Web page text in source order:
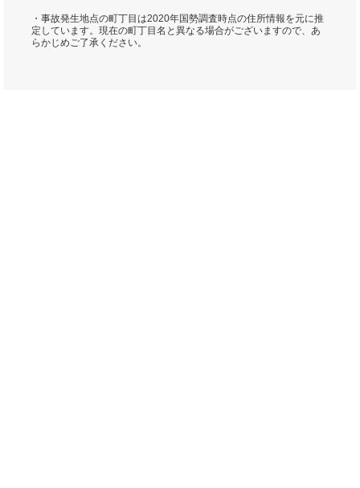
・事故発生地点の町丁目は2020年国勢調査時点の住所情報を元に推
定しています。現在の町丁目名と異なる場合がございますので、あ
らかじめご了承ください。